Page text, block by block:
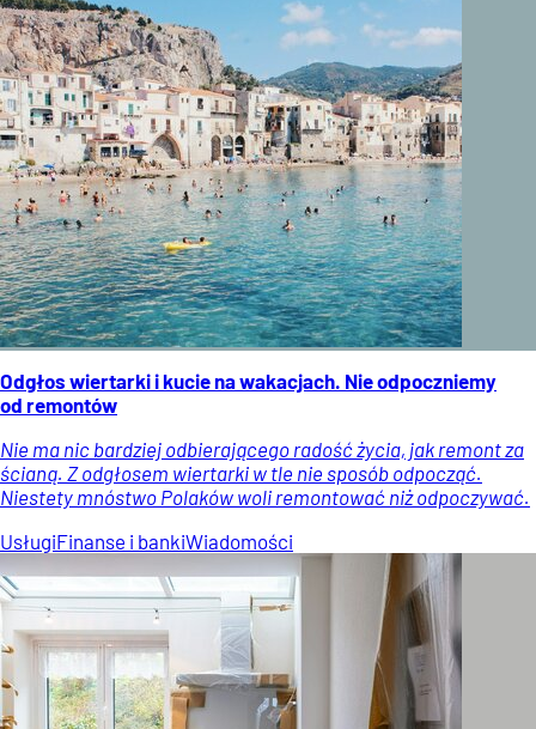
Odgłos wiertarki i kucie na wakacjach. Nie odpoczniemy
od remontów
Nie ma nic bardziej odbierającego radość życia, jak remont za
ścianą. Z odgłosem wiertarki w tle nie sposób odpocząć.
Niestety mnóstwo Polaków woli remontować niż odpoczywać.
UsługiFinanse i bankiWiadomości